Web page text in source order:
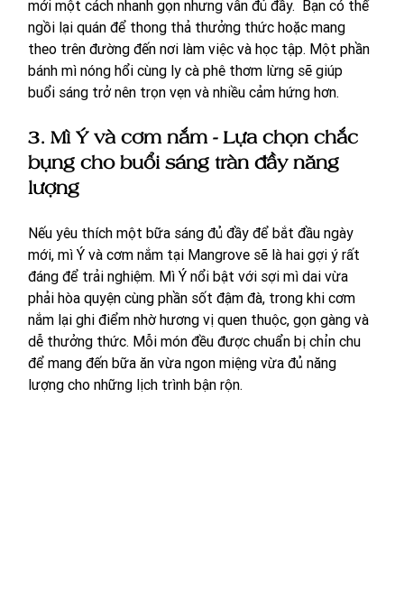
mới một cách nhanh gọn nhưng vẫn đủ đầy.  Bạn có thể
ngồi lại quán để thong thả thưởng thức hoặc mang
theo trên đường đến nơi làm việc và học tập. Một phần
bánh mì nóng hổi cùng ly cà phê thơm lừng sẽ giúp
buổi sáng trở nên trọn vẹn và nhiều cảm hứng hơn.
3. Mì Ý và cơm nắm - Lựa chọn chắc
bụng cho buổi sáng tràn đầy năng
lượng
Nếu yêu thích một bữa sáng đủ đầy để bắt đầu ngày
mới, mì Ý và cơm nắm tại Mangrove sẽ là hai gợi ý rất
đáng để trải nghiệm. Mì Ý nổi bật với sợi mì dai vừa
phải hòa quyện cùng phần sốt đậm đà, trong khi cơm
nắm lại ghi điểm nhờ hương vị quen thuộc, gọn gàng và
dễ thưởng thức. Mỗi món đều được chuẩn bị chỉn chu
để mang đến bữa ăn vừa ngon miệng vừa đủ năng
lượng cho những lịch trình bận rộn.